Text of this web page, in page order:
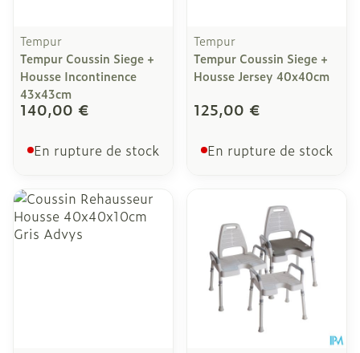
Tempur
Tempur Coussin Siege +
Housse Incontinence
43x43cm
140,00 €
En rupture de stock
Tempur
Tempur Coussin Siege +
Housse Jersey 40x40cm
125,00 €
En rupture de stock